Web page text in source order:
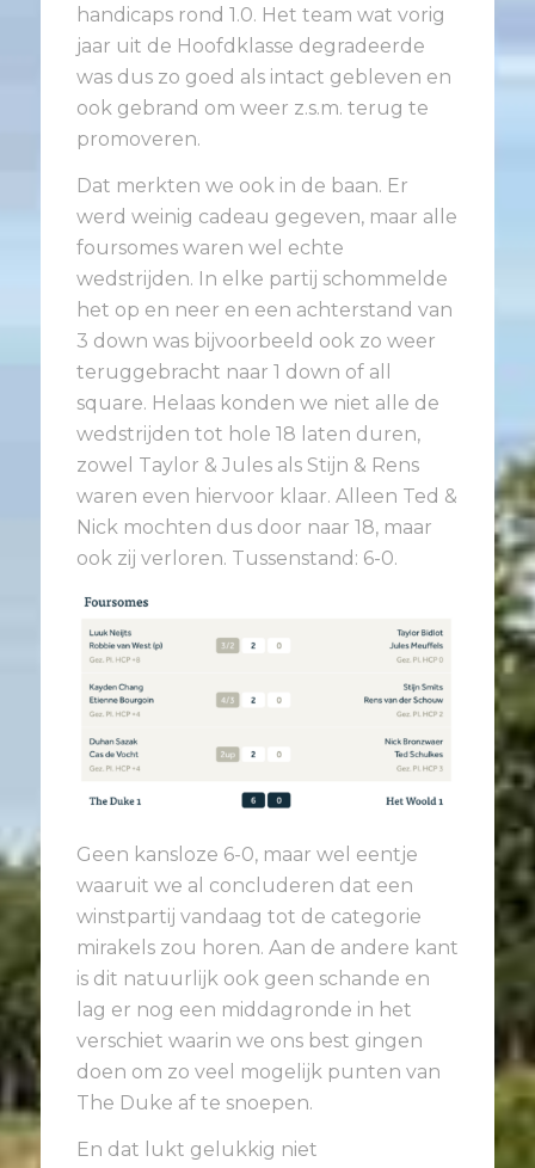
handicaps rond 1.0. Het team wat vorig
jaar uit de Hoofdklasse degradeerde
was dus zo goed als intact gebleven en
ook gebrand om weer z.s.m. terug te
promoveren.
Dat merkten we ook in de baan. Er
werd weinig cadeau gegeven, maar alle
foursomes waren wel echte
wedstrijden. In elke partij schommelde
het op en neer en een achterstand van
3 down was bijvoorbeeld ook zo weer
teruggebracht naar 1 down of all
square. Helaas konden we niet alle de
wedstrijden tot hole 18 laten duren,
zowel Taylor & Jules als Stijn & Rens
waren even hiervoor klaar. Alleen Ted &
Nick mochten dus door naar 18, maar
ook zij verloren. Tussenstand: 6-0.
Geen kansloze 6-0, maar wel eentje
waaruit we al concluderen dat een
winstpartij vandaag tot de categorie
mirakels zou horen. Aan de andere kant
is dit natuurlijk ook geen schande en
lag er nog een middagronde in het
verschiet waarin we ons best gingen
doen om zo veel mogelijk punten van
The Duke af te snoepen.
En dat lukt gelukkig niet